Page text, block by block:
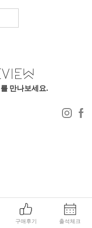
만나보세요.
구매후기 출석체크